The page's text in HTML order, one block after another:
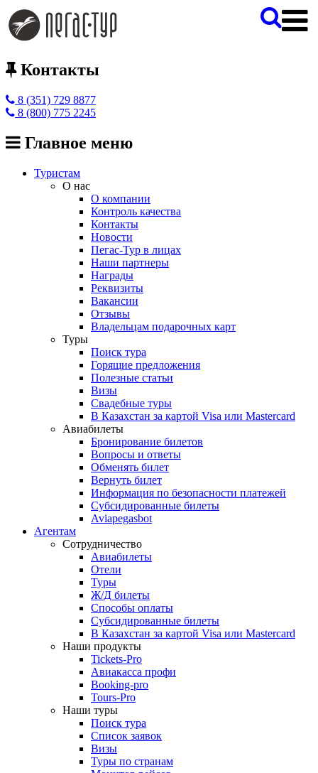
Контакты
8 (351) 729 8877
8 (800) 775 2245
Главное меню
Туристам
О нас
О компании
Контроль качества
Контакты
Новости
Пегас-Тур в лицах
Наши партнеры
Награды
Реквизиты
Вакансии
Отзывы
Владельцам подарочных карт
Туры
Поиск тура
Горящие предложения
Полезные статьи
Визы
Свадебные туры
В Казахстан за картой Visa или Masterсard
Авиабилеты
Бронирование билетов
Вопросы и ответы
Обменять билет
Вернуть билет
Информация по безопасности платежей
Субсидированные билеты
Aviapegasbot
Агентам
Сотрудничество
Авиабилеты
Отели
Туры
Ж/Д билеты
Способы оплаты
Субсидированные билеты
В Казахстан за картой Visa или Masterсard
Наши продукты
Tickets-Pro
Авиакасса профи
Booking-pro
Tours-Pro
Наши туры
Поиск тура
Список заявок
Визы
Туры по странам